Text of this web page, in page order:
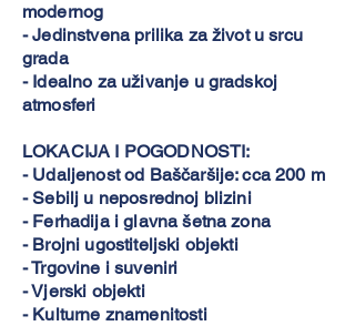
modernog
- Jedinstvena prilika za život u srcu
grada
- Idealno za uživanje u gradskoj
atmosferi
LOKACIJA I POGODNOSTI:
- Udaljenost od Baščaršije: cca 200 m
- Sebilj u neposrednoj blizini
- Ferhadija i glavna šetna zona
- Brojni ugostiteljski objekti
- Trgovine i suveniri
- Vjerski objekti
- Kulturne znamenitosti